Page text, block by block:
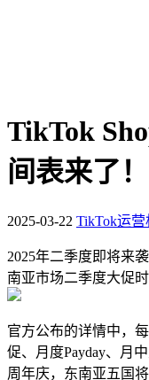
TikTok
间表来了
2025-03-22 TikTok运营
2025年二季度即将来
南亚市场二季度大促时
官方公布的详情中，
促、月度Payday、月
周年庆，东南亚五国